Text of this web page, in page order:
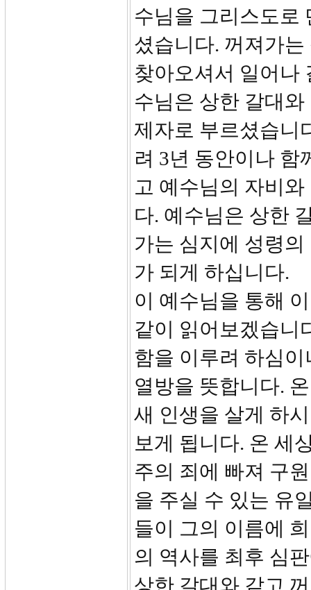
수님을 그리스도로
셨습니다. 꺼져가
찾아오셔서 일어나
수님은 상한 갈대
제자로 부르셨습니
려 3년 동안이나 함
고 예수님의 자비
다. 예수님은 상한
가는 심지에 성령
가 되게 하십니다.
이 예수님을 통해
같이 읽어보겠습니
함을 이루려 하심이
열방을 뜻합니다.
새 인생을 살게 하
보게 됩니다. 온 세
주의 죄에 빠져 구
을 주실 수 있는 유
들이 그의 이름에
의 역사를 최후 심
상한 갈대와 같고